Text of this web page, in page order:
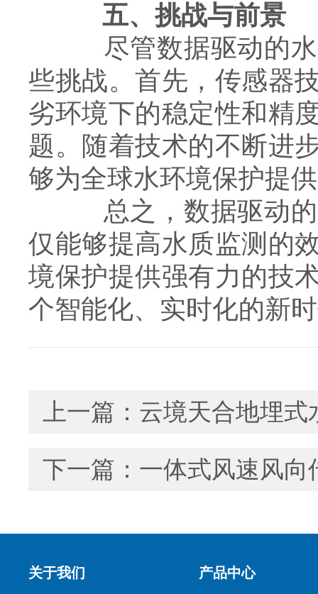
五、挑战与前景
尽管数据驱动的水
些挑战。首先，传感器
劣环境下的稳定性和精
题。随着技术的不断进
够为全球水环境保护提
总之，数据驱动的
仅能够提高水质监测的
境保护提供强有力的技
个智能化、实时化的新
上一篇： 云境天合地埋式
下一篇： 一体式风速风向
关于我们 产品中心